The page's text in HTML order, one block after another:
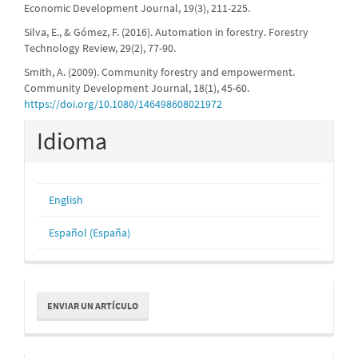
Economic Development Journal, 19(3), 211-225.
Silva, E., & Gómez, F. (2016). Automation in forestry. Forestry
Technology Review, 29(2), 77-90.
Smith, A. (2009). Community forestry and empowerment.
Community Development Journal, 18(1), 45-60.
https://doi.org/10.1080/146498608021972
Idioma
English
Español (España)
Enviar
un
artículo
ENVIAR UN ARTÍCULO